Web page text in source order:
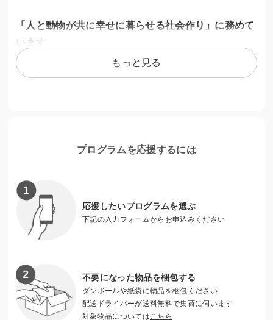
「人と動物が共に幸せに暮らせる社会作り」に務めて
います
国際的指標である動物の「５つ自由」、アニマルウェルフェ
別にセミナーを行っています。動物に対しての正しい知識や
もっと見る
プログラムを応援するには
応援したいプログラムを選ぶ
下記の入力フォームからお申込みください
不要になった物品を梱包する
ダンボールや紙袋に物品を梱包ください
配送ドライバーが送料無料で集荷に伺います
対象物品についてはこちら